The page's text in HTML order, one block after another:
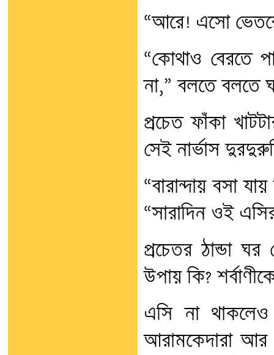
“আরে! এসো
“কোথাও বেরতে
না,” বলতে বলতে
প্রচেত ফাঁকা
সেই নার্ভাস
“বারান্দায় বসা
“সারাদিন ওই
প্রচেতর ঠান্ডা
উপায় কি?
এসি না থাকলেও
আরামকেদারা আর